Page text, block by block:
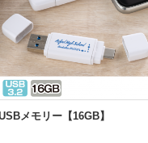
メモリー【16GB】